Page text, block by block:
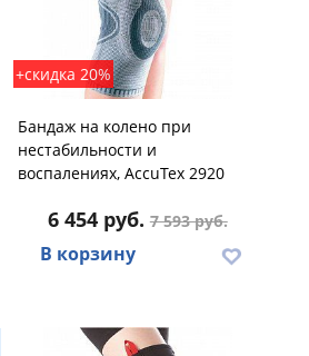
+скидка 20%
Бандаж на колено при
нестабильности и
воспалениях, AccuTex 2920
6 454 руб. 7 593 руб.
В корзину